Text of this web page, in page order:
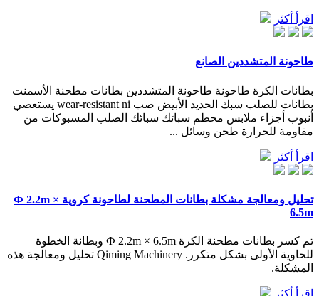
اقرأ أكثر
طاحونة المتشددين الصانع
بطانات الكرة طاحونة طاحونة المتشددين بطانات مطحنة الأسمنت
بطانات للصلب سبك الحديد الأبيض صب wear-resistant ni يستعصي
أنبوب أجزاء ملابس محطم سبائك سبائك الصلب المسبوكات من
مقاومة للحرارة طحن وسائل ...
اقرأ أكثر
تحليل ومعالجة مشكلة بطانات المطحنة لطاحونة كروية Ф 2.2m ×
6.5m
تم كسر بطانات مطحنة الكرة Ф 2.2m × 6.5m وبطانة الخطوة
للحاوية الأولى بشكل متكرر. Qiming Machinery تحليل ومعالجة هذه
المشكلة.
اقرأ أكثر